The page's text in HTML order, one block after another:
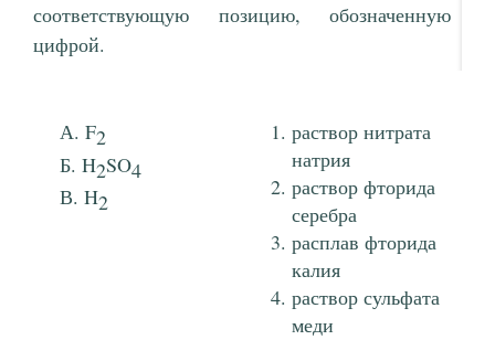
соответствующую позицию, обозначенную
цифрой.
F2
H2SO4
H2
раствор нитрата
натрия
раствор фторида
серебра
расплав фторида
калия
раствор сульфата
меди